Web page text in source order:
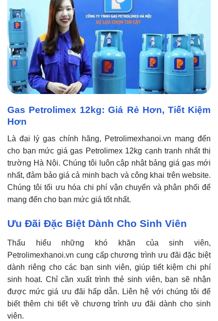
Gas Petrolimex 12kg: Giá Rẻ Hơn, Tiết Kiệm
Hơn
Là đại lý gas chính hãng, Petrolimexhanoi.vn mang đến
cho bạn mức giá gas Petrolimex 12kg cạnh tranh nhất thị
trường Hà Nội. Chúng tôi luôn cập nhật bảng giá gas mới
nhất, đảm bảo giá cả minh bạch và công khai trên website.
Chúng tôi tối ưu hóa chi phí vận chuyển và phân phối để
mang đến cho bạn mức giá tốt nhất.
Ưu Đãi Đặc Biệt Dành Cho Sinh Viên
Thấu hiểu những khó khăn của sinh viên,
Petrolimexhanoi.vn cung cấp chương trình ưu đãi đặc biệt
dành riêng cho các bạn sinh viên, giúp tiết kiệm chi phí
sinh hoạt. Chỉ cần xuất trình thẻ sinh viên, bạn sẽ nhận
được mức giá ưu đãi hấp dẫn. Liên hệ với chúng tôi để
biết thêm chi tiết về chương trình ưu đãi dành cho sinh
viên.